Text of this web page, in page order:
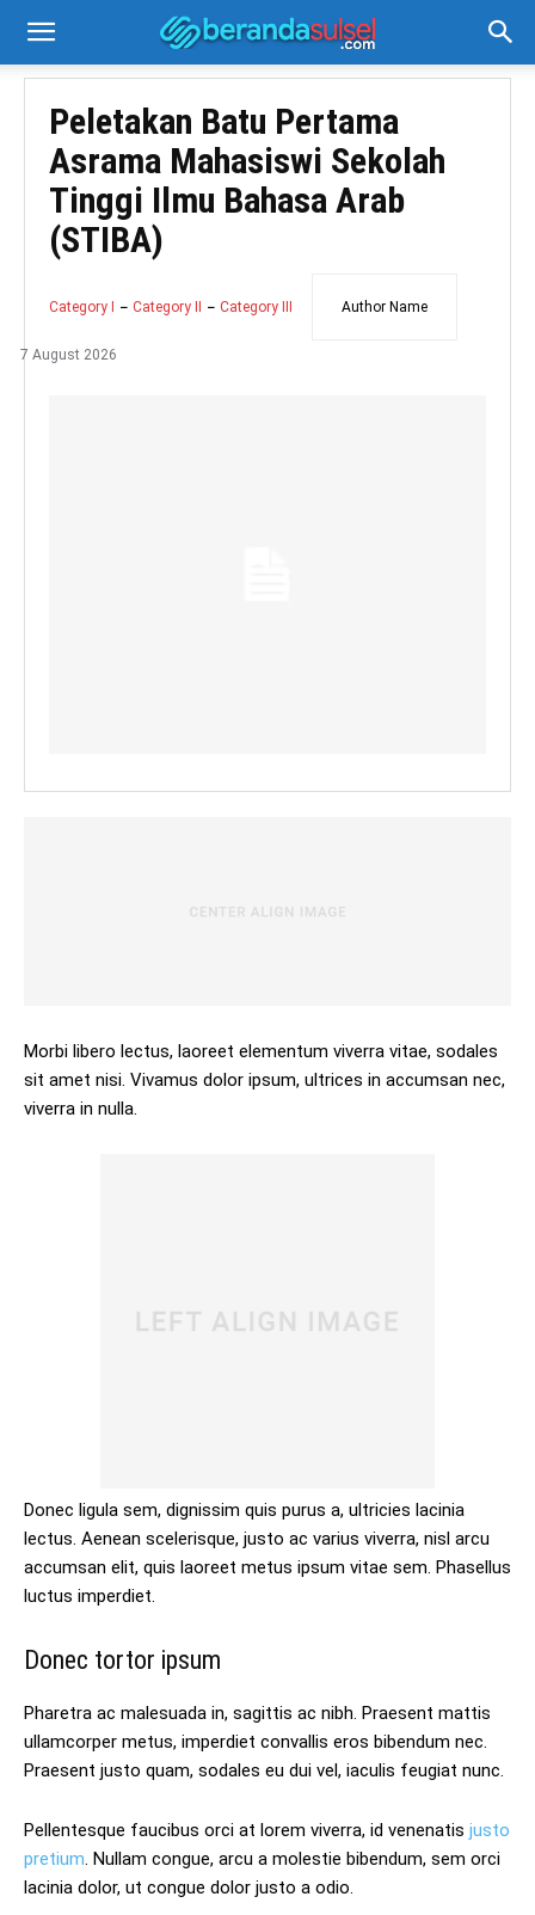
Peletakan Batu Pertama
Asrama Mahasiswi Sekolah
Tinggi Ilmu Bahasa Arab
(STIBA)
Category I Category II Category III Author Name
7 August 2026
Morbi libero lectus, laoreet elementum viverra vitae, sodales
sit amet nisi. Vivamus dolor ipsum, ultrices in accumsan nec,
viverra in nulla.
Donec ligula sem, dignissim quis purus a, ultricies lacinia
lectus. Aenean scelerisque, justo ac varius viverra, nisl arcu
accumsan elit, quis laoreet metus ipsum vitae sem. Phasellus
luctus imperdiet.
Donec tortor ipsum
Pharetra ac malesuada in, sagittis ac nibh. Praesent mattis
ullamcorper metus, imperdiet convallis eros bibendum nec.
Praesent justo quam, sodales eu dui vel, iaculis feugiat nunc.
Pellentesque faucibus orci at lorem viverra, id venenatis justo
pretium. Nullam congue, arcu a molestie bibendum, sem orci
lacinia dolor, ut congue dolor justo a odio.